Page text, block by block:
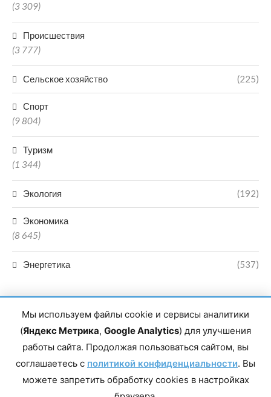
(3 309)
Происшествия
(3 777)
Сельское хозяйство (225)
Спорт
(9 804)
Туризм
(1 344)
Экология (192)
Экономика
(8 645)
Энергетика (537)
Главный редактор сетевого издания Магомаев Тимур Нухович.
Контакты редакции: 8(988)-292-94-34 Почта: vestiskfo@gmail.com По
Республика Дагестан, г. Махачкала, пр-т Насрутдинова, д. 1а. Все
права защищены. Копирование и использование полных материалов
Мы используем файлы cookie и сервисы аналитики
(Яндекс Метрика, Google Analytics) для улучшения
работы сайта. Продолжая пользоваться сайтом, вы
соглашаетесь с политикой конфиденциальности. Вы
можете запретить обработку cookies в настройках